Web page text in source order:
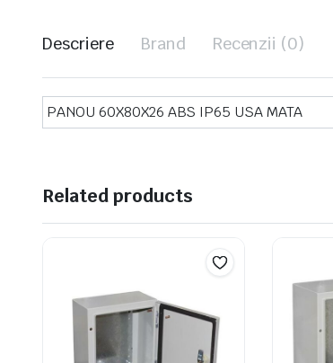
Descriere Brand Recenzii (0)
PANOU 60X80X26 ABS IP65 USA MATA
Related products